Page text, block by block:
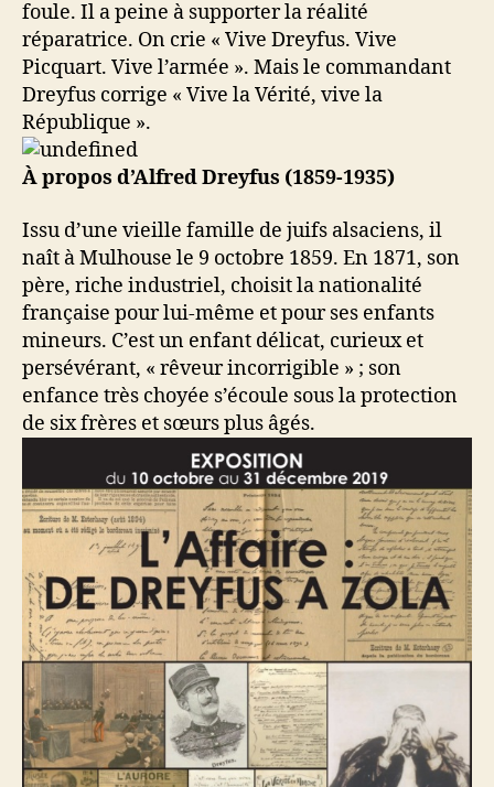
foule. Il a peine à supporter la réalité
réparatrice. On crie « Vive Dreyfus. Vive
Picquart. Vive l’armée ». Mais le commandant
Dreyfus corrige « Vive la Vérité, vive la
République ».
À propos d’Alfred Dreyfus (1859-1935)
Issu d’une vieille famille de juifs alsaciens, il
naît à Mulhouse le 9 octobre 1859. En 1871, son
père, riche industriel, choisit la nationalité
française pour lui-même et pour ses enfants
mineurs. C’est un enfant délicat, curieux et
persévérant, « rêveur incorrigible » ; son
enfance très choyée s’écoule sous la protection
de six frères et sœurs plus âgés.